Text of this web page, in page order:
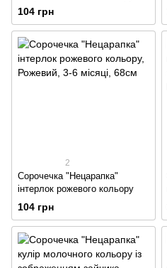
зображенням сердечок
104 грн
2
Сорочечка "Нецарапка"
інтерлок рожевого кольору
104 грн